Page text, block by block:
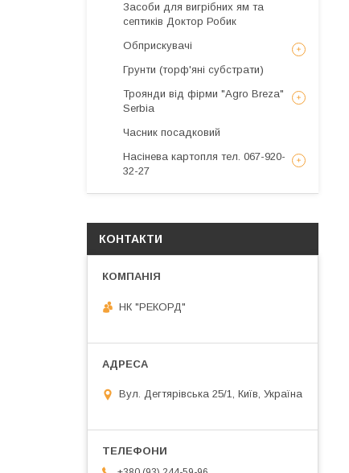
Засоби для вигрібних ям та
септиків Доктор Робик
Обприскувачі
Грунти (торф'яні субстрати)
Троянди від фірми "Agro Breza"
Serbia
Часник посадковий
Насінева картопля тел. 067-920-
32-27
КОНТАКТИ
НК "РЕКОРД"
Вул. Дегтярівська 25/1, Київ, Україна